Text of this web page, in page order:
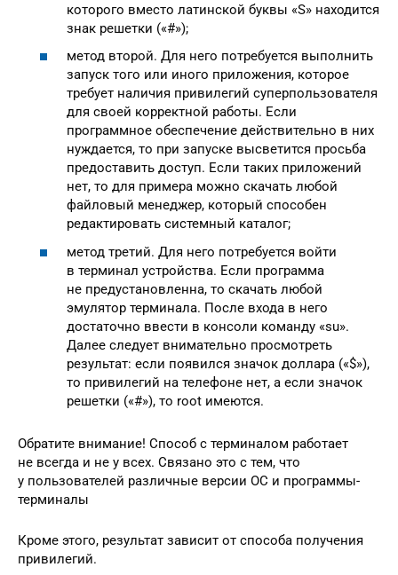
которого вместо латинской буквы «S» находится
знак решетки («#»);
метод второй. Для него потребуется выполнить
запуск того или иного приложения, которое
требует наличия привилегий суперпользователя
для своей корректной работы. Если
программное обеспечение действительно в них
нуждается, то при запуске высветится просьба
предоставить доступ. Если таких приложений
нет, то для примера можно скачать любой
файловый менеджер, который способен
редактировать системный каталог;
метод третий. Для него потребуется войти
в терминал устройства. Если программа
не предустановленна, то скачать любой
эмулятор терминала. После входа в него
достаточно ввести в консоли команду «su».
Далее следует внимательно просмотреть
результат: если появился значок доллара («$»),
то привилегий на телефоне нет, а если значок
решетки («#»), то root имеются.
Обратите внимание! Способ с терминалом работает
не всегда и не у всех. Связано это с тем, что
у пользователей различные версии ОС и программы-
терминалы
Кроме этого, результат зависит от способа получения
привилегий.